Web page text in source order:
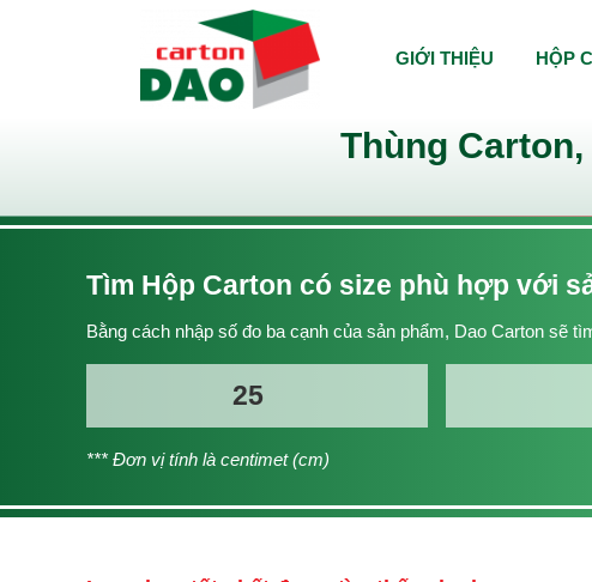
Thùng
Tìm Hộp Carton có size phù hợp với
Bằng cách nhập số đo ba cạnh của sản phẩm, Dao Carton sẽ
*** Đơn vị tính là centimet (cm)
GIỚI THIỆU HỘP